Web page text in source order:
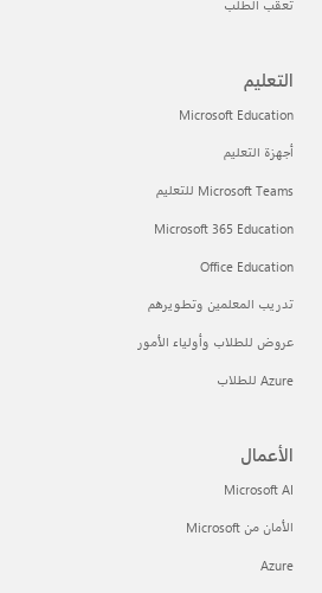
تعقب الطلب
التعليم
Microsoft Education
أجهزة التعليم
Microsoft Teams للتعليم
Microsoft 365 Education
Office Education
تدريب المعلمين وتطويرهم
عروض للطلاب وأولياء الأمور
Azure للطلاب
الأعمال
Microsoft AI
الأمان من Microsoft
Azure